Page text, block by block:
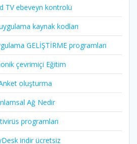
TV ebeveyn kontrolü
kaynak kodları
GELİŞTİRME programları
çevrimiçi Eğitim
oluşturma
Ağ Nedir
programları
indir ücretsiz